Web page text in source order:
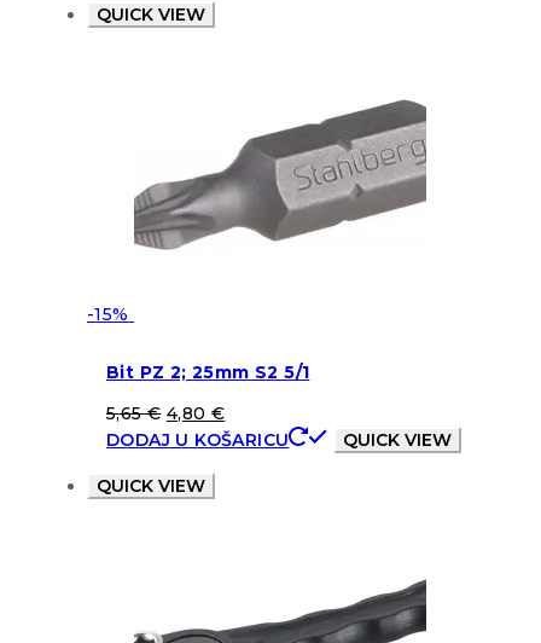
QUICK VIEW
-15%
Bit PZ 2; 25mm S2 5/1
5,65€ 4,80 €
DODAJ U KOŠARICU
QUICK VIEW
QUICK VIEW